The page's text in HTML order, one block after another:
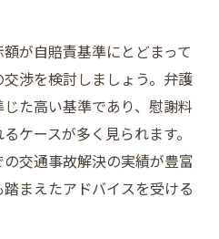
が自賠責基準にとどまって
渉を検討しましょう。弁護
た高い基準であり、慰謝料
ケースが多く見られます。
交通事故解決の実績が豊富
まえたアドバイスを受ける